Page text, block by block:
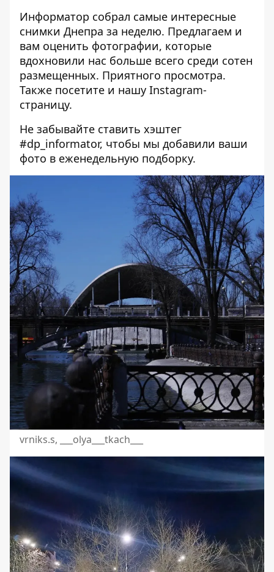
Информатор собрал самые интересные
снимки Днепра за неделю. Предлагаем и
вам оценить фотографии, которые
вдохновили нас больше всего среди сотен
размещенных. Приятного просмотра.
Также посетите и нашу Instagram-
страницу.
Не забывайте ставить хэштег
#dp_informator, чтобы мы добавили ваши
фото в еженедельную подборку.
vrniks.s, ___olya___tkach___